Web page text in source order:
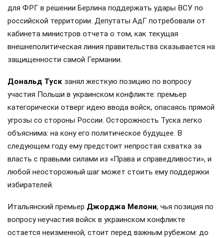
для ФРГ в решении Берлина поддержать удары ВСУ по
российской территории. Депутаты АдГ потребовали от
кабинета министров отчета о том, как текущая
внешнеполитическая линия правительства сказывается на
защищенности самой Германии.
Дональд Туск занял жесткую позицию по вопросу
участия Польши в украинском конфликте: премьер
категорически отверг идею ввода войск, опасаясь прямой
угрозы со стороны России. Осторожность Туска легко
объяснима: на кону его политическое будущее. В
следующем году ему предстоит непростая схватка за
власть с правыми силами из «Права и справедливости», и
любой неосторожный шаг может стоить ему поддержки
избирателей.
Итальянский премьер Джорджа Мелони, чья позиция по
вопросу неучастия войск в украинском конфликте
остается неизменной, стоит перед важным рубежом: до